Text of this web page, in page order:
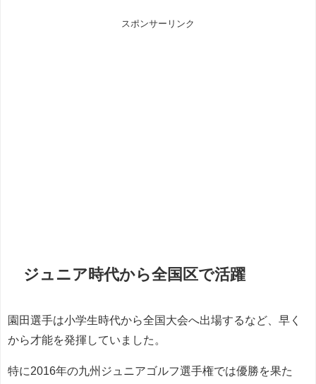
スポンサーリンク
ジュニア時代から全国区で活躍
園田選手は小学生時代から全国大会へ出場するなど、早く
から才能を発揮していました。
特に2016年の九州ジュニアゴルフ選手権では優勝を果た